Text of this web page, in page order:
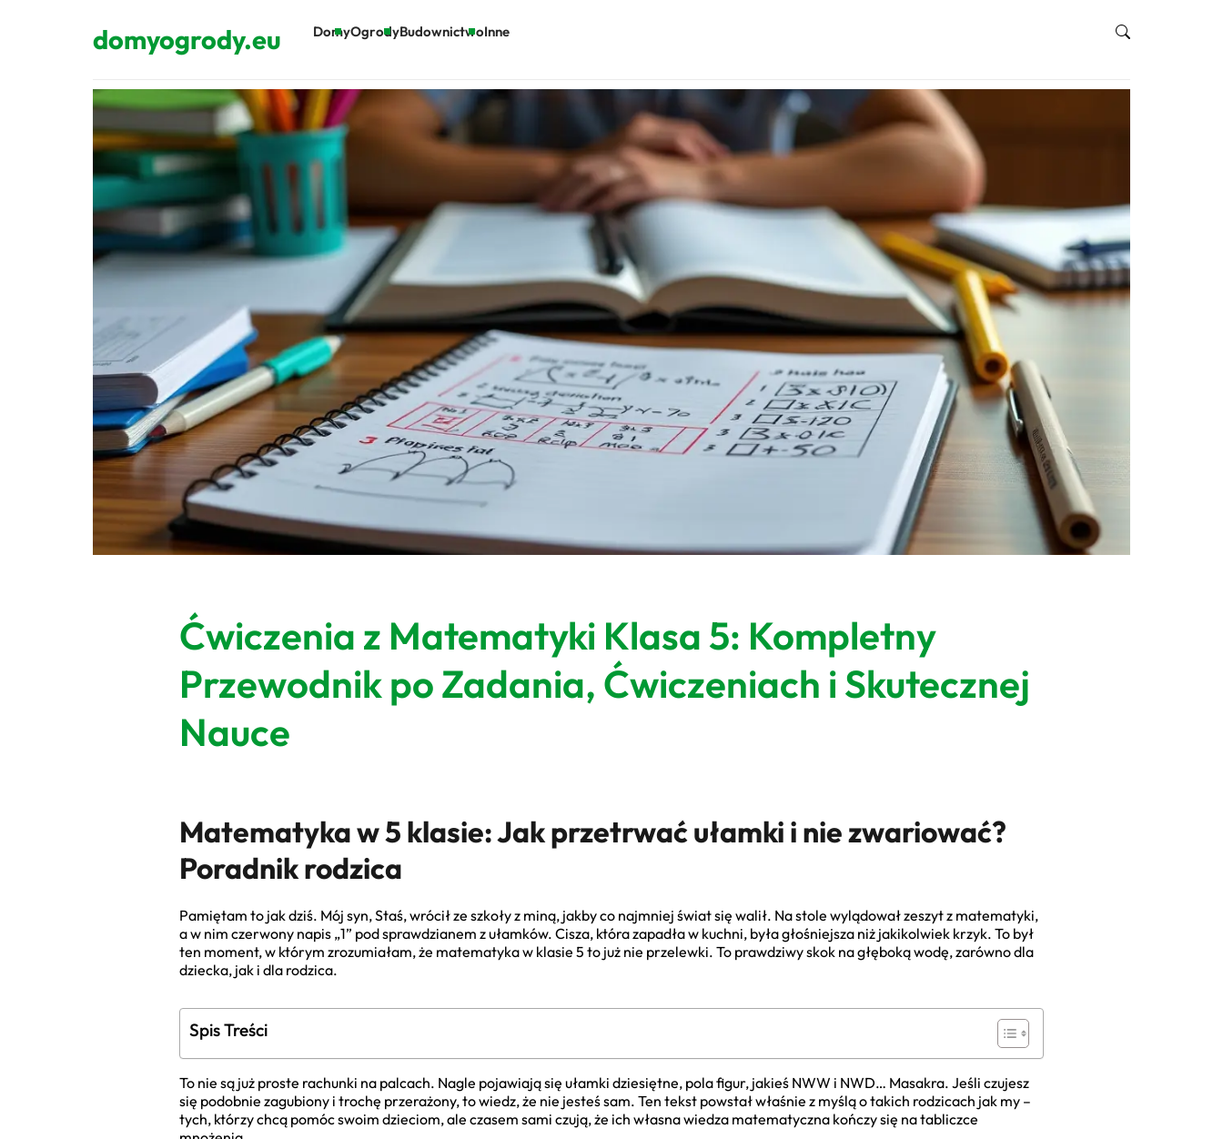
domyogrody.eu DomyOgrodyBudownictwoInne
Ćwiczenia z Matematyki Klasa 5: Kompletny
Przewodnik po Zadania, Ćwiczeniach i Skutecznej
Nauce
Matematyka w 5 klasie: Jak przetrwać ułamki i nie zwariować?
Poradnik rodzica
Pamiętam to jak dziś. Mój syn, Staś, wrócił ze szkoły z miną, jakby co najmniej świat się walił. Na stole wylądował zeszyt z matematyki,
a w nim czerwony napis „1” pod sprawdzianem z ułamków. Cisza, która zapadła w kuchni, była głośniejsza niż jakikolwiek krzyk. To był
ten moment, w którym zrozumiałam, że matematyka w klasie 5 to już nie przelewki. To prawdziwy skok na głęboką wodę, zarówno dla
dziecka, jak i dla rodzica.
Spis Treści
To nie są już proste rachunki na palcach. Nagle pojawiają się ułamki dziesiętne, pola figur, jakieś NWW i NWD… Masakra. Jeśli czujesz
się podobnie zagubiony i trochę przerażony, to wiedz, że nie jesteś sam. Ten tekst powstał właśnie z myślą o takich rodzicach jak my –
tych, którzy chcą pomóc swoim dzieciom, ale czasem sami czują, że ich własna wiedza matematyczna kończy się na tabliczce